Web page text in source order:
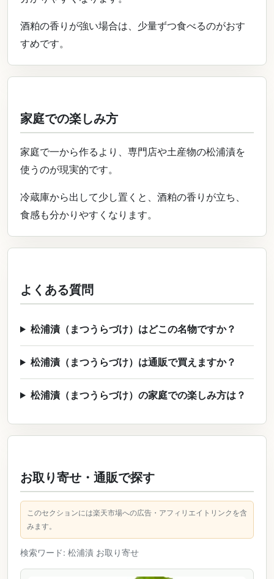
酒粕の香りが強い場合は、少量ずつ食べるのがおす
すめです。
家庭での楽しみ方
家庭で一から作るより、専門店や土産物の松浦漬を
使うのが現実的です。
冷蔵庫から出して少し置くと、酒粕の香りが立ち、
食感も分かりやすくなります。
よくある質問
松浦漬（まつうらづけ）はどこの名物ですか？
松浦漬（まつうらづけ）は通販で買えますか？
松浦漬（まつうらづけ）の家庭での楽しみ方は？
お取り寄せ・通販で探す
このセクションには楽天市場への広告・アフィリエイトリンクを含
みます。
検索ワード: 松浦漬 お取り寄せ